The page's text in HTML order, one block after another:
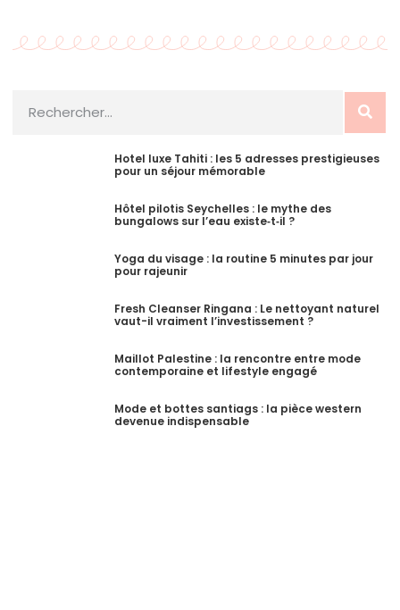
Hotel luxe Tahiti : les 5 adresses prestigieuses
pour un séjour mémorable
Hôtel pilotis Seychelles : le mythe des
bungalows sur l’eau existe‑t‑il ?
Yoga du visage : la routine 5 minutes par jour
pour rajeunir
Fresh Cleanser Ringana : Le nettoyant naturel
vaut-il vraiment l’investissement ?
Maillot Palestine : la rencontre entre mode
contemporaine et lifestyle engagé
Mode et bottes santiags : la pièce western
devenue indispensable